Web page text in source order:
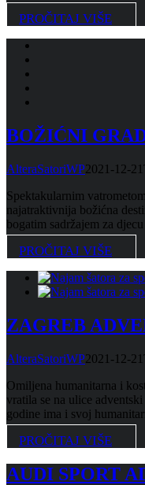
PROČITAJ VIŠE
BOŽIĆNI
AlteraSatoriWP2021-12-
Spektakularnim
najatraktivnija božićna
bogatim sadržajem za
PROČITAJ VIŠE
ZAGREB
AlteraSatoriWP2021-12-
Omiljena humanitarna i
vratila se na ulice
godine ima i svoj
PROČITAJ VIŠE
AUDI SPORT